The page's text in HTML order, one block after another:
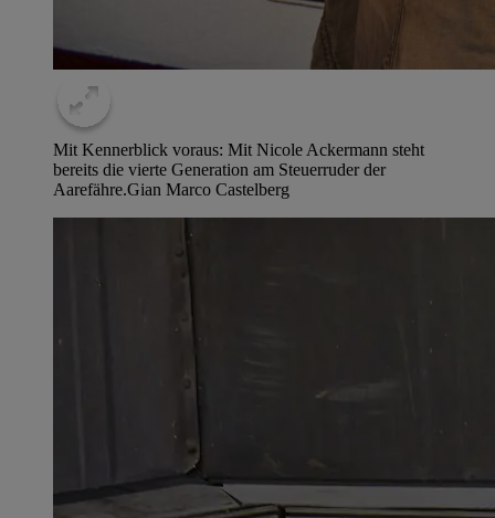
Mit Kennerblick voraus: Mit Nicole Ackermann steht
bereits die vierte Generation am Steuerruder der
Aarefähre.Gian Marco Castelberg